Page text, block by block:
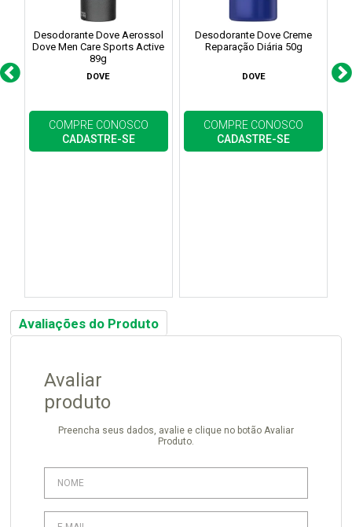
Desodorante Dove Aerossol
Dove Men Care Sports Active
89g
DOVE
COMPRE CONOSCO
CADASTRE-SE
Desodorante Dove Creme
Reparação Diária 50g
DOVE
COMPRE CONOSCO
CADASTRE-SE
Avaliações do Produto
Avaliar
produto
Preencha seus dados, avalie e clique no botão Avaliar
Produto.